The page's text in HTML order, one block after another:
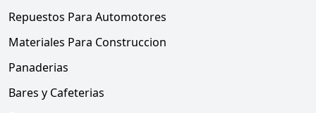
Repuestos Para Automotores
Materiales Para Construccion
Panaderias
Bares y Cafeterias